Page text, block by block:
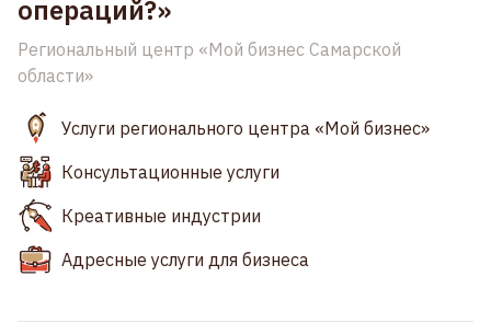
операций?»
Региональный центр «Мой бизнес Самарской
области»
Услуги регионального центра «Мой бизнес»
Консультационные услуги
Креативные индустрии
Адресные услуги для бизнеса